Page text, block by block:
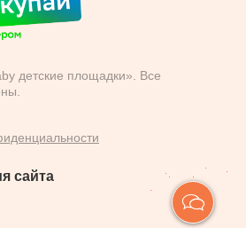
детские площадки». Все
сайта